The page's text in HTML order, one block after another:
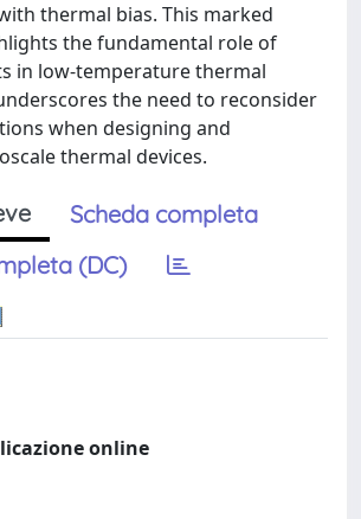
thermal bias. This marked
the fundamental role of
in low-temperature thermal
the need to reconsider
when designing and
thermal devices.
Scheda completa
(DC)
online